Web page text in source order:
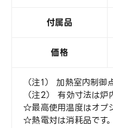
付属品
価格
（注1） 加熱室内制御
（注2） 有効寸法は炉
☆最高使用温度はオプ
☆熱電対は消耗品です。